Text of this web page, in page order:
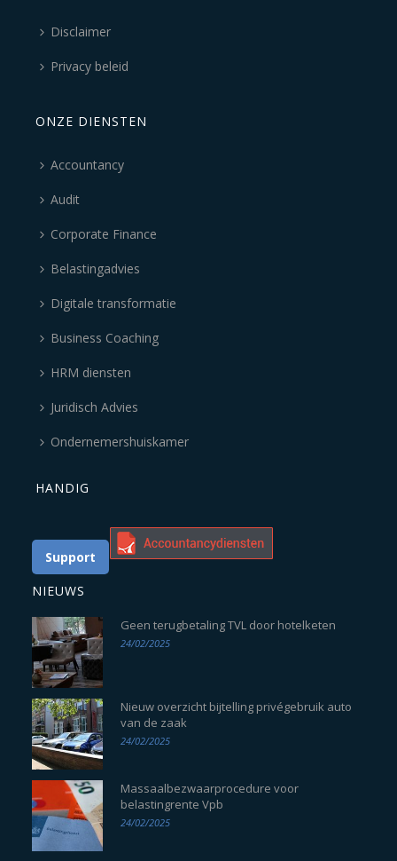
Disclaimer
Privacy beleid
ONZE DIENSTEN
Accountancy
Audit
Corporate Finance
Belastingadvies
Digitale transformatie
Business Coaching
HRM diensten
Juridisch Advies
Ondernemershuiskamer
HANDIG
Support
NIEUWS
Geen terugbetaling TVL door hotelketen
24/02/2025
Nieuw overzicht bijtelling privégebruik auto
van de zaak
24/02/2025
Massaalbezwaarprocedure voor
belastingrente Vpb
24/02/2025